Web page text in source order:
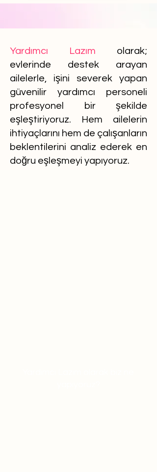
Yardımcı Lazım olarak;
evlerinde destek arayan
ailelerle, işini severek yapan
güvenilir yardımcı personeli
profesyonel bir şekilde
eşleştiriyoruz. Hem ailelerin
ihtiyaçlarını hem de çalışanların
beklentilerini analiz ederek en
doğru eşleşmeyi yapıyoruz.